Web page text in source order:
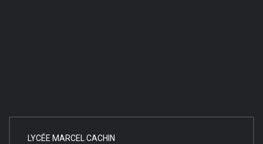
LYCÉE MARCEL CACHIN